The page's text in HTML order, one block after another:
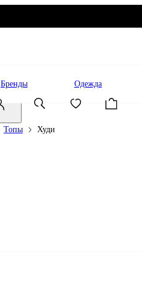
Бренды Одежда
Топы Худи